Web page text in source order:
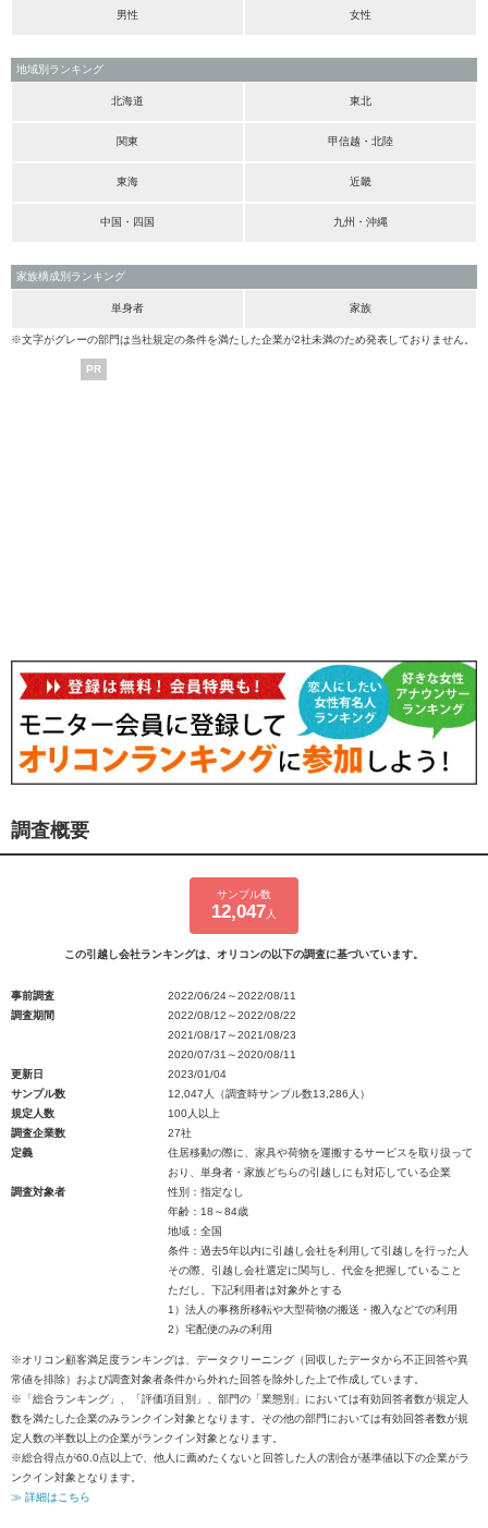
男性 女性
地域別ランキング
北海道 東北
関東 甲信越・北陸
東海 近畿
中国・四国 九州・沖縄
家族構成別ランキング
単身者 家族
※文字がグレーの部門は当社規定の条件を満たした企業が2社未満のため発表しておりません。
PR
調査概要
サンプル数
12,047 人
この引越し会社ランキングは、オリコンの以下の調査に基づいています。
事前調査
2022/06/24～2022/08/11
調査期間
2022/08/12～2022/08/22
2021/08/17～2021/08/23
2020/07/31～2020/08/11
更新日
2023/01/04
サンプル数
12,047人（調査時サンプル数13,286人）
規定人数
100人以上
調査企業数
27社
定義
住居移動の際に、家具や荷物を運搬するサービスを取り扱って
おり、単身者・家族どちらの引越しにも対応している企業
調査対象者
性別：指定なし
年齢：18～84歳
地域：全国
条件：過去5年以内に引越し会社を利用して引越しを行った人
その際、引越し会社選定に関与し、代金を把握していること
ただし、下記利用者は対象外とする
1）法人の事務所移転や大型荷物の搬送・搬入などでの利用
2）宅配便のみの利用
※オリコン顧客満足度ランキングは、データクリーニング（回収したデータから不正回答や異
常値を排除）および調査対象者条件から外れた回答を除外した上で作成しています。
※「総合ランキング」、「評価項目別」、部門の「業態別」においては有効回答者数が規定人
数を満たした企業のみランクイン対象となります。その他の部門においては有効回答者数が規
定人数の半数以上の企業がランクイン対象となります。
※総合得点が60.0点以上で、他人に薦めたくないと回答した人の割合が基準値以下の企業がラ
ンクイン対象となります。
≫ 詳細はこちら